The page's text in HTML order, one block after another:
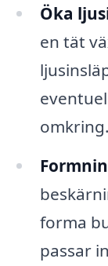
Öka
en tät
omkring.
forma
passar